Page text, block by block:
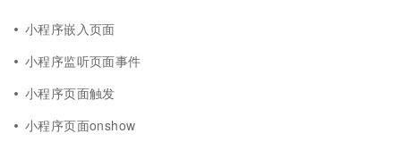
小程序嵌入页面
小程序监听页面事件
小程序页面触发
小程序页面onshow